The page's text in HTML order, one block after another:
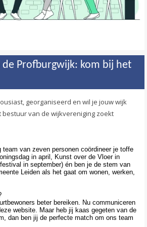
Profburgwijk: kom bij het
georganiseerd en wil je jouw wijk
bestuur van de wijkvereniging zoekt
team van zeven personen coördineer je toffe
in april, Kunst over de Vloer in
in september) én ben je de stem van
Leiden als het gaat om wonen, werken,
beter bereiken. Nu communiceren
website. Maar heb jij kaas gegeten van de
dan ben jij de perfecte match om ons team